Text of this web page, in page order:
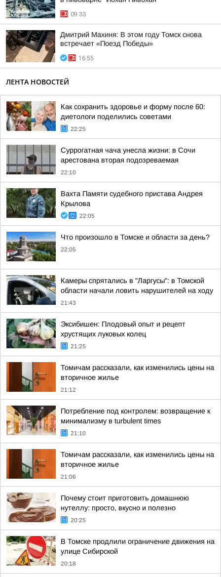
09:33
Дмитрий Махиня: В этом году Томск снова
встречает «Поезд Победы»
16:55
ЛЕНТА НОВОСТЕЙ
Как сохранить здоровье и форму после 60:
диетологи поделились советами
22:25
Суррогатная чача унесла жизни: в Сочи
арестована вторая подозреваемая
22:10
Вахта Памяти судебного пристава Андрея
Крылова
22:05
Что произошло в Томске и области за день?
22:05
Камеры спрятались в "Ларгусы": в Томской
области начали ловить нарушителей на ходу
21:43
Эксибишен: Плодовый опыт и рецепт
хрустящих луковых колец
21:25
Томичам рассказали, как изменились цены на
вторичное жилье
21:12
Потребление под контролем: возвращение к
минимализму в turbulent times
21:10
Томичам рассказали, как изменились цены на
вторичное жилье
21:06
Почему стоит приготовить домашнюю
нутеллу: просто, вкусно и полезно
20:25
В Томске продлили ограничение движения на
улице Сибирской
20:18